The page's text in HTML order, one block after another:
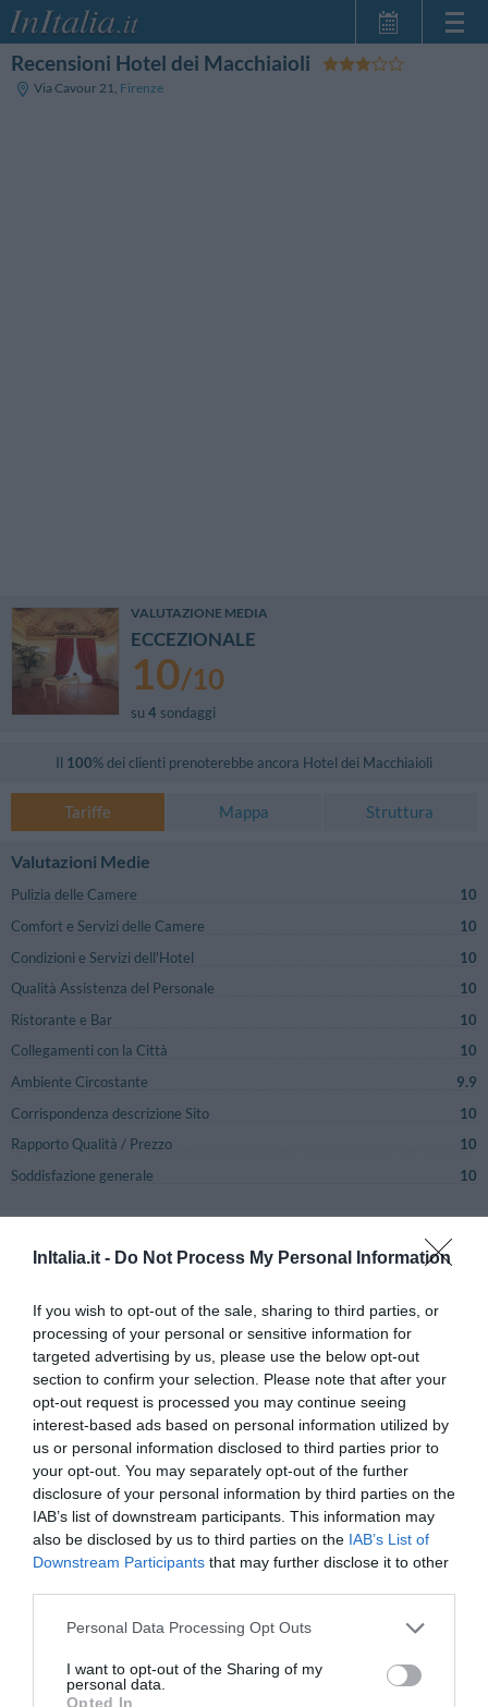
InItalia.it - Do Not Process My Personal Information
If you wish to opt-out of the sale, sharing to third parties, or
processing of your personal or sensitive information for
targeted advertising by us, please use the below opt-out
section to confirm your selection. Please note that after your
opt-out request is processed you may continue seeing
interest-based ads based on personal information utilized by
us or personal information disclosed to third parties prior to
your opt-out. You may separately opt-out of the further
disclosure of your personal information by third parties on the
IAB’s list of downstream participants. This information may
also be disclosed by us to third parties on the IAB’s List of
Downstream Participants that may further disclose it to other
Personal Data Processing Opt Outs
I want to opt-out of the Sharing of my
personal data.
Opted In
Home Page
Recensioni Hotel dei Macchiaioli
Via Cavour 21, Firenze
VALUTAZIONE MEDIA
ECCEZIONALE
10/10
su 4 sondaggi
Il 100% dei clienti prenoterebbe ancora Hotel dei Macchiaioli
Tariffe Mappa Struttura
Valutazioni Medie
Pulizia delle Camere
10
Comfort e Servizi delle Camere
10
Condizioni e Servizi dell'Hotel
10
Qualità Assistenza del Personale
10
Ristorante e Bar
10
Collegamenti con la Città
10
Ambiente Circostante
9.9
Corrispondenza descrizione Sito
10
Rapporto Qualità / Prezzo
10
Soddisfazione generale
10
Recensioni
Precedenti
Pagina 1-1
Recensioni
Successive
Diego
Italia
Novembre 2016
Viaggiatore Singolo Business
ECCEZIONALE
10/10
Mi sono trovato benissimo e lo consiglio vivamente, ambiente accogliente
e confortevole, elegante e di gran classe
Ritornerebbe in questo hotel?
SI
dettagli
Alfred
Austria
ECCELLENTE
9
dettagli